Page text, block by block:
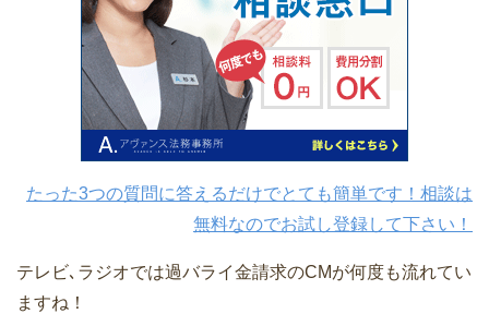
たった3つの質問に答えるだけでとても簡単です！相談は
無料なのでお試し登録して下さい！
テレビ､ラジオでは過バライ金請求のCMが何度も流れてい
ますね！